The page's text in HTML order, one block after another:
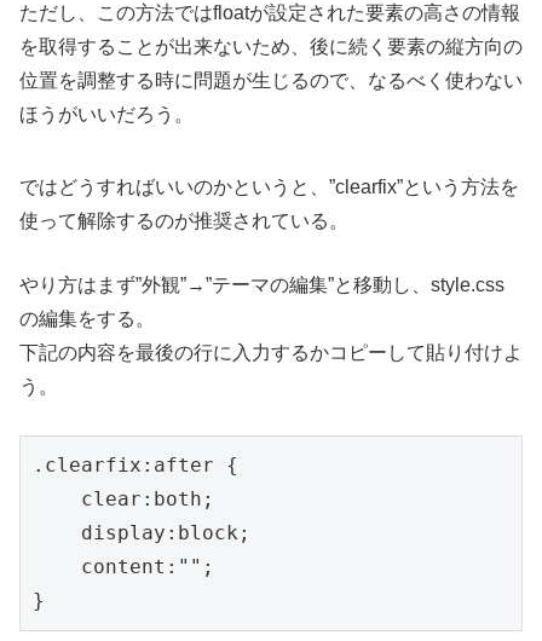
ただし、この方法ではfloatが設定された要素の高さの情報
を取得することが出来ないため、後に続く要素の縦方向の
位置を調整する時に問題が生じるので、なるべく使わない
ほうがいいだろう。
ではどうすればいいのかというと、”clearfix”という方法を
使って解除するのが推奨されている。
やり方はまず”外観”→”テーマの編集”と移動し、style.css
の編集をする。
下記の内容を最後の行に入力するかコピーして貼り付けよ
う。
.clearfix:after {
    clear:both;
    display:block;
    content:"";
}